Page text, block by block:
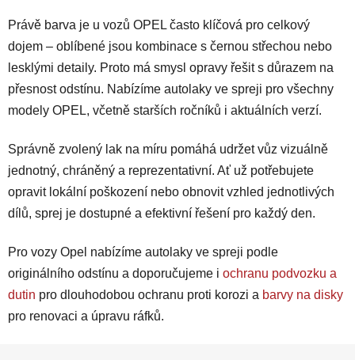
v
ý
p
i
s
u
Právě barva je u vozů OPEL často klíčová pro celkový
dojem – oblíbené jsou kombinace s černou střechou nebo
lesklými detaily. Proto má smysl opravy řešit s důrazem na
přesnost odstínu. Nabízíme autolaky ve spreji pro všechny
modely OPEL, včetně starších ročníků i aktuálních verzí.
Správně zvolený lak na míru pomáhá udržet vůz vizuálně
jednotný, chráněný a reprezentativní. Ať už potřebujete
opravit lokální poškození nebo obnovit vzhled jednotlivých
dílů, sprej je dostupné a efektivní řešení pro každý den.
Pro vozy Opel nabízíme autolaky ve spreji podle
originálního odstínu a doporučujeme i ochranu podvozku a
dutin pro dlouhodobou ochranu proti korozi a barvy na disky
pro renovaci a úpravu ráfků.